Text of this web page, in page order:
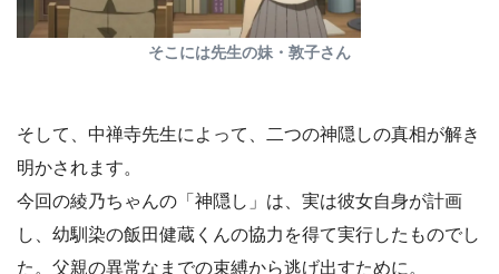
そこには先生の妹・敦子さん
そして、中禅寺先生によって、二つの神隠しの真相が解き
明かされます。
今回の綾乃ちゃんの「神隠し」は、実は彼女自身が計画
し、幼馴染の飯田健蔵くんの協力を得て実行したものでし
た。父親の異常なまでの束縛から逃げ出すために。